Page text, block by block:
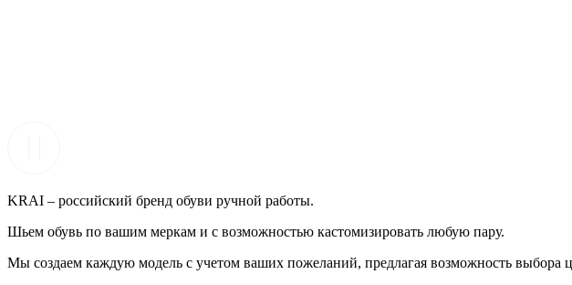
KRAI – российский бренд обуви ручной работы.
Шьем обувь по вашим меркам и с возможностью кастомизировать любую пару.
Мы создаем каждую модель с учетом ваших пожеланий, предлагая возможность выбора